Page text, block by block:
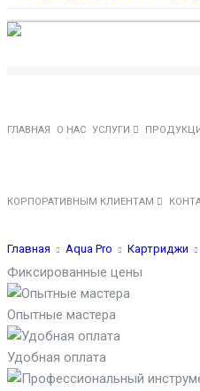
ГЛАВНАЯ О НАС УСЛУГИ
КОРПОРАТИВНЫМ КЛИЕНТАМ
Главная Aqua Pro Картриджи
Фиксированные цены
Опытные мастера
Удобная оплата